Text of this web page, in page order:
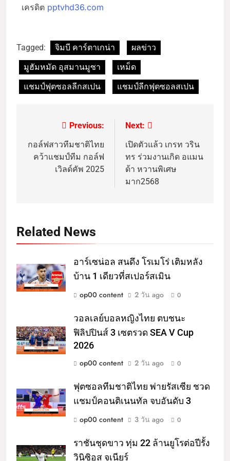
เครดิต pptvhd36.com
Tagged: จิมบี คาร์ตาเกน่า
ผลข่าว
มูฮัมหมัด อุสมานมูซา
เหม็ด
แชมป์ฟุตซอลลีกสเปน
แชมป์ลีกฟุตซอลสเปน
Previous:
กอล์ฟสาวทีมชาติไทย
คว้าแชมป์ทีม กอล์ฟ
เวิลด์คัพ 2025
Next:
เปิดตัวแล้ว เกรท วริน
ทร ร่วมงานเกิด อแมน
ด้า หวานพิเศษ
มาก2568
Related News
อาร์เซน่อล สนดึง โรเมโร่ เติมหลัง
บ้าน 1 เดียวที่สเปอร์สเมิน
op00 content
2 วัน ago 0
วอลเลย์บอลหญิงไทย ตบชนะ
ฟิลิปปินส์ 3 เซตรวด SEA V Cup
2026
op00 content
2 วัน ago 0
ฟุตซอลทีมชาติไทย พ่ายรัสเซีย ชวด
แชมป์คอนติเนนทัล จบอันดับ 3
op00 content
3 วัน ago 0
ราชันชุดขาว ทุ่ม 22 ล้านยูโรต่อปีรั้ง
วินิซิอุส จูเนียร์